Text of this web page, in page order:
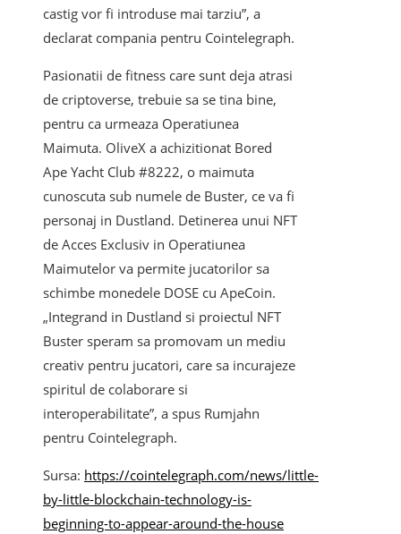
castig vor fi introduse mai tarziu”, a
declarat compania pentru Cointelegraph.
Pasionatii de fitness care sunt deja atrasi
de criptoverse, trebuie sa se tina bine,
pentru ca urmeaza Operatiunea
Maimuta. OliveX a achizitionat Bored
Ape Yacht Club #8222, o maimuta
cunoscuta sub numele de Buster, ce va fi
personaj in Dustland. Detinerea unui NFT
de Acces Exclusiv in Operatiunea
Maimutelor va permite jucatorilor sa
schimbe monedele DOSE cu ApeCoin.
„Integrand in Dustland si proiectul NFT
Buster speram sa promovam un mediu
creativ pentru jucatori, care sa incurajeze
spiritul de colaborare si
interoperabilitate”, a spus Rumjahn
pentru Cointelegraph.
Sursa: https://cointelegraph.com/news/little-
by-little-blockchain-technology-is-
beginning-to-appear-around-the-house